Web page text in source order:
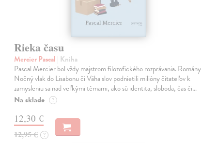
Rieka času
Mercier Pascal | Kniha
Pascal Mercier bol vždy majstrom filozofického rozprávania. Romány
Nočný vlak do Lisabonu či Váha slov podnietili milióny čitateľov k
zamysleniu sa nad veľkými témami, ako sú identita, sloboda, čas či…
Na sklade ?
12,30 €
12,95 € ?